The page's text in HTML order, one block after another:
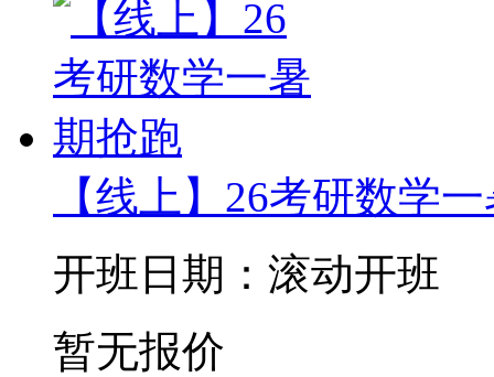
【线上】26考研数学
开班日期：滚动开班
暂无报价